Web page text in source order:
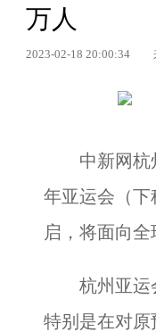
万人
2023-02-18 20:00:34
中新网杭州
年亚运会（
启，将面向全
杭州亚运会
特别是在对原